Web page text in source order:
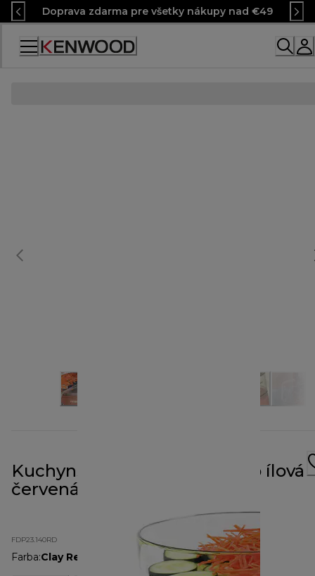
Skip
to
Content
Doprava zdarma pre všetky nákupy nad €49
Kuchynský robot MultiPro Go ílová
červená FDP23.140RD
FDP23.140RD
Farba:Clay Red